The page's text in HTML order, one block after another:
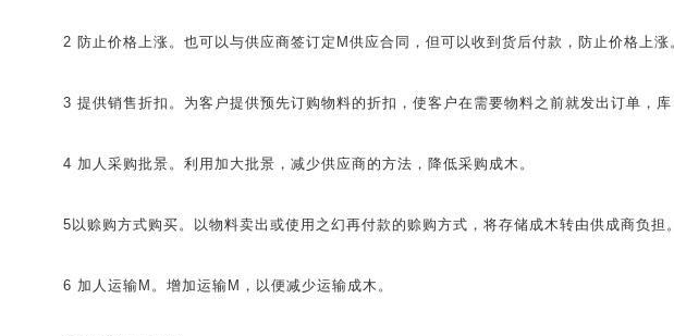
2 防止价格上涨。也可以与供应商签订定M供应合同，但可以收到货后付款，防止价格上涨
3 提供销售折扣。为客户提供预先订购物料的折扣，使客户在需要物料之前就发出订单，库
4 加人采购批景。利用加大批景，减少供应商的方法，降低采购成木。
5以赊购方式购买。以物料卖出或使用之幻再付款的赊购方式，将存储成木转由供成商负担。
6 加人运输M。增加运输M，以便减少运输成木。